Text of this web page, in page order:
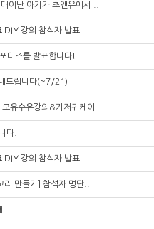
어난 아기가 초앤유에서 ..
DIY 강의 참석자 발표
터즈를 발표합니다!
드립니다(~7/21)
유수유강의&기저귀케이..
다.
DIY 강의 참석자 발표
만들기] 참석자 명단..